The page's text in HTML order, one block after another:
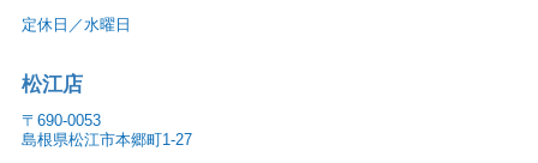
定休日／水曜日
松江店
〒690-0053
島根県松江市本郷町1-27